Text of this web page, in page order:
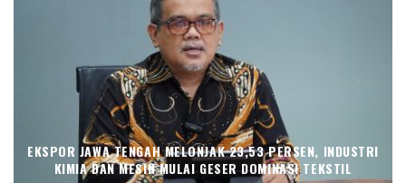
EKSPOR JAWA TENGAH MELONJAK 23,53 PERSEN, INDUSTRI
KIMIA DAN MESIN MULAI GESER DOMINASI TEKSTIL